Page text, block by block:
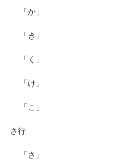
「か」
「き」
「く」
「け」
「こ」
さ行
「さ」